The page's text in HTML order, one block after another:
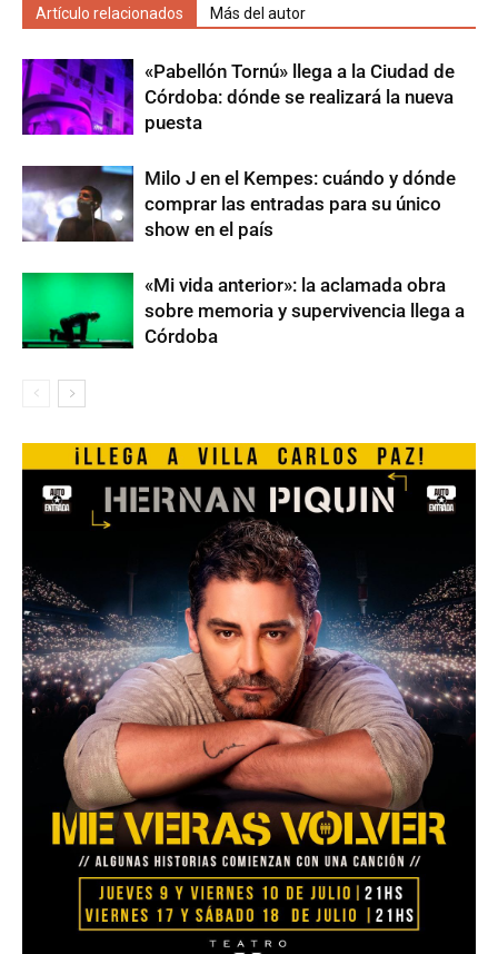
Artículo relacionados Más del autor
«Pabellón Tornú» llega a la Ciudad de
Córdoba: dónde se realizará la nueva
puesta
Milo J en el Kempes: cuándo y dónde
comprar las entradas para su único
show en el país
«Mi vida anterior»: la aclamada obra
sobre memoria y supervivencia llega a
Córdoba